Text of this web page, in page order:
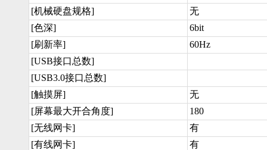
[机械硬盘规格]
无
[色深]
6bit
[刷新率]
60Hz
[USB接口总数]
[USB3.0接口总数]
[触摸屏]
无
[屏幕最大开合角度]
180
[无线网卡]
有
[有线网卡]
有